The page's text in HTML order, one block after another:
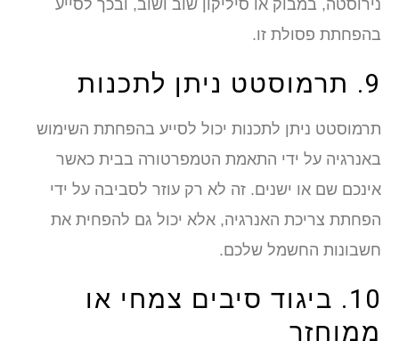
נירוסטה, במבוק או סיליקון שוב ושוב, ובכך לסייע
בהפחתת פסולת זו.
9. תרמוסטט ניתן לתכנות
תרמוסטט ניתן לתכנות יכול לסייע בהפחתת השימוש
באנרגיה על ידי התאמת הטמפרטורה בבית כאשר
אינכם שם או ישנים. זה לא רק עוזר לסביבה על ידי
הפחתת צריכת האנרגיה, אלא יכול גם להפחית את
חשבונות החשמל שלכם.
10. ביגוד סיבים צמחי או
ממוחזר